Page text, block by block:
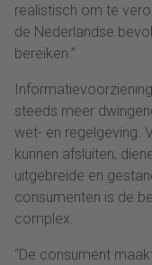
realistisch om te
de Nederlandse
bereiken.”
steeds meer
wet- en regelgeving.
kunnen afsluiten,
uitgebreide en
consumenten is de
complex.
“De consument